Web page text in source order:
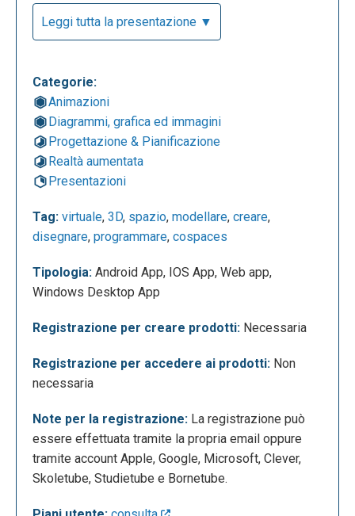
registrazione o al login. Se si accede alla
piattaforma come studenti è necessario essere in
partecipare alla classe.
Dopo aver effettuato l’accesso apparirà la seguente
Qui sarà possibile creare delle classi, iniziare a
prodotti creati da altri utenti. Per creare un nuovo
progetto basterà cliccare sulla voce “Progetti” nel
Progetto”.
Leggi tutta la presentazione ▼
Categorie:
Animazioni
Diagrammi, grafica ed immagini
Progettazione & Pianificazione
Realtà aumentata
Presentazioni
Tag: virtuale, 3D, spazio, modellare, creare,
disegnare, programmare, cospaces
Tipologia: Android App, IOS App, Web app,
Windows Desktop App
Registrazione per creare prodotti: Necessaria
Registrazione per accedere ai prodotti: Non
necessaria
Note per la registrazione: La registrazione può
essere effettuata tramite la propria email oppure
tramite account Apple, Google, Microsoft, Clever,
Skoletube, Studietube e Bornetube.